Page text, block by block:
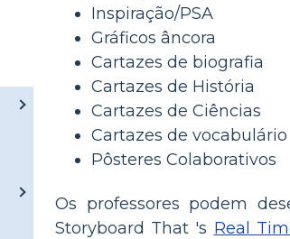
Inspiração/PSA
Gráficos âncora
Cartazes de biografia
Cartazes de História
Cartazes de Ciências
Cartazes de vocabulário
Pôsteres Colaborativos
Os professores podem
Storyboard That 's Real